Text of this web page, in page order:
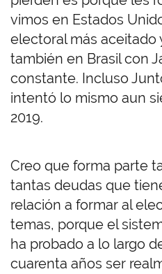
vimos en Estados
electoral más aceitado
también en Brasil con
constante. Incluso
intentó lo mismo aun
2019.
Creo que forma parte
tantas deudas que
relación a formar al
temas, porque el
ha probado a lo largo
cuarenta años ser